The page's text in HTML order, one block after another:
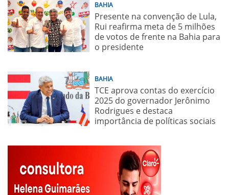
BAHIA
Presente na convenção de Lula,
Rui reafirma meta de 5 milhões
de votos de frente na Bahia para
o presidente
BAHIA
TCE aprova contas do exercício
2025 do governador Jerônimo
Rodrigues e destaca
importância de políticas sociais